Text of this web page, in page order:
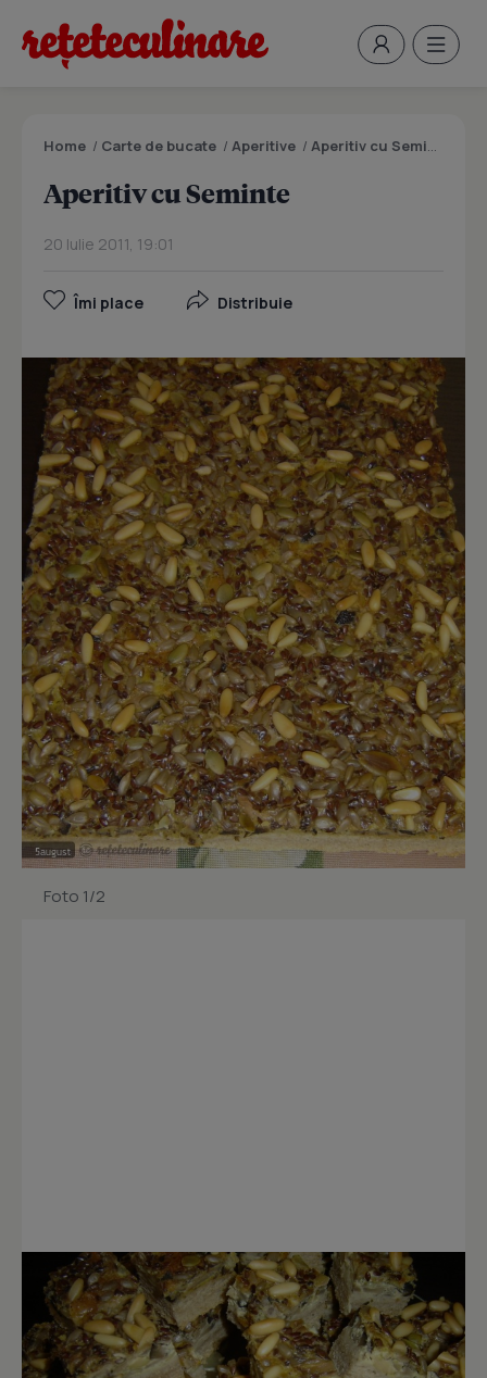
Home / Carte de bucate / Aperitive / Aperitiv cu Seminte
Aperitiv cu Seminte
20 Iulie 2011, 19:01
Îmi place Distribuie
Foto 1/2